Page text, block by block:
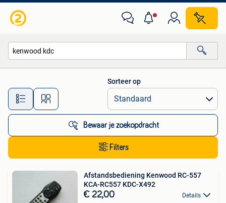
Alle afstanden…
Sorteer op
Bewaar je zoekopdracht
Filters
Afstandsbediening Kenwood RC-557
KCA-RC557 KDC-X492
€ 22,00 Details